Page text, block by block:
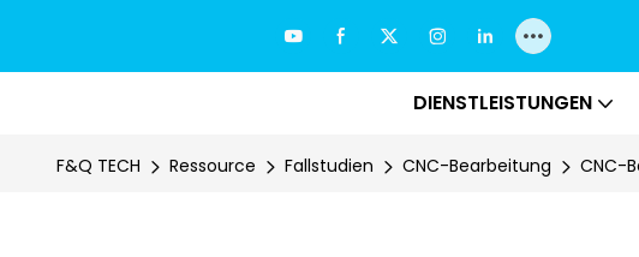
DIENSTLEISTUNGEN
F&Q TECH Ressource Fallstudien CNC-Bearbeitung CNC-